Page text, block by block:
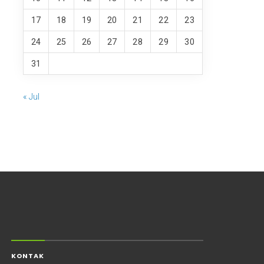
17 18 19 20 21 22 23
24 25 26 27 28 29 30
31
« Jul
KONTAK